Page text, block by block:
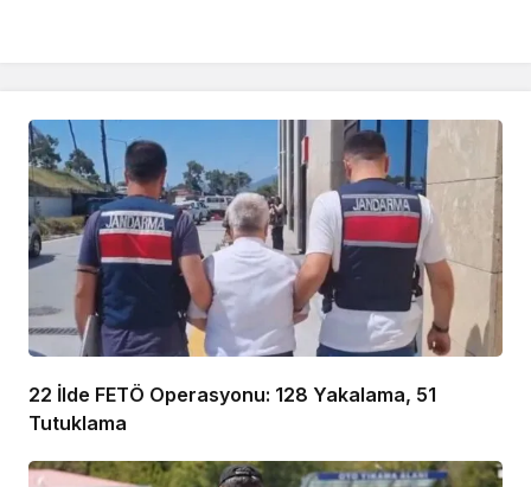
22 İlde FETÖ Operasyonu: 128 Yakalama, 51
Tutuklama